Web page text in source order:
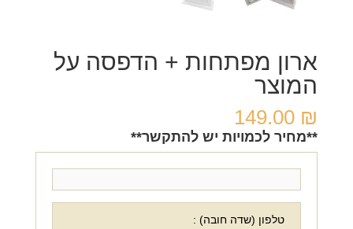
ארון מפתחות + הדפסה על
המוצר
149.00 ₪
**מחיר לכמויות יש להתקשר**
טלפון (שדה חובה) :